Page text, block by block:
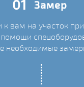
01 Замер
к вам на участок
необходимые